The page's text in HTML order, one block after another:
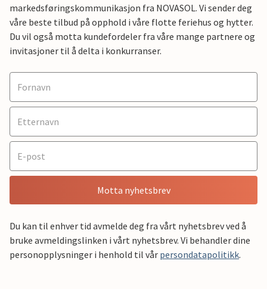
markedsføringskommunikasjon fra NOVASOL. Vi sender deg
våre beste tilbud på opphold i våre flotte feriehus og hytter.
Du vil også motta kundefordeler fra våre mange partnere og
invitasjoner til å delta i konkurranser.
Motta nyhetsbrev
Du kan til enhver tid avmelde deg fra vårt nyhetsbrev ved å
bruke avmeldingslinken i vårt nyhetsbrev. Vi behandler dine
personopplysninger i henhold til vår persondatapolitikk.